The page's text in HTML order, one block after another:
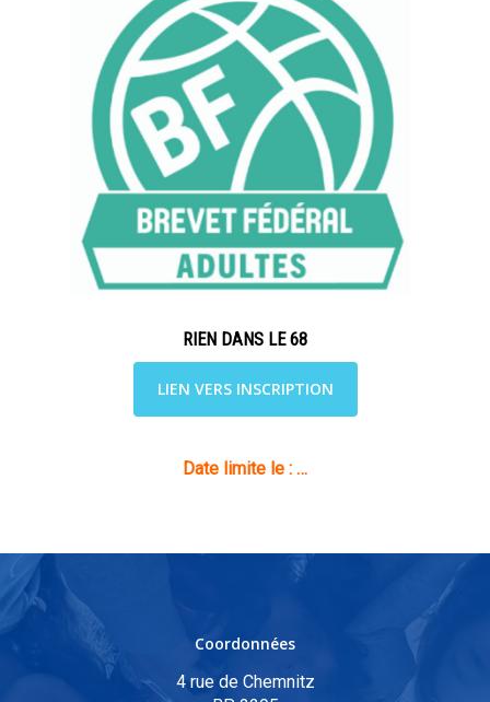
RIEN DANS LE 68
LIEN VERS INSCRIPTION
Date limite le : …
Coordonnées
4 rue de Chemnitz